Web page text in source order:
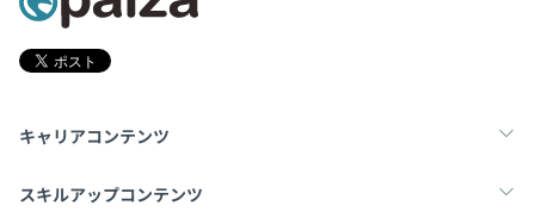
キャリアコンテンツ
転職・キャリア
スキルアップコンテンツ